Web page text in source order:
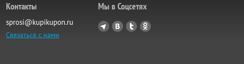
Контакты
sprosi@kupikupon.ru
Связаться с нами
Мы в Соцсетях